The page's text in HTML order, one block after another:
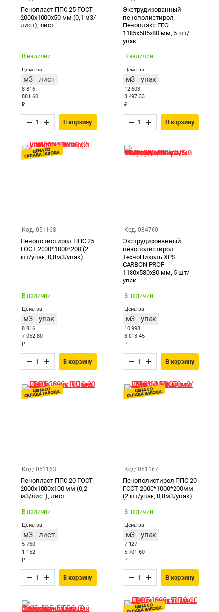
Пенопласт ППС 25 ГОСТ
2000х1000х50 мм (0,1 м3/
лист), лист
В наличии
Цена за
м3 лист
8 816
881.60
₽
В корзину
Экструдированный
пенополистирол
Пеноплэкс ГЕО
1185х585х80 мм, 5 шт/
упак
В наличии
Цена за
м3 упак
12 603
3 497.33
₽
В корзину
Код: 051168
Пенополистирол ППС 25
ГОСТ 2000*1000*200 (2
шт/упак, 0,8м3/упак)
В наличии
Цена за
м3 упак
8 816
7 052.80
₽
В корзину
Код: 084760
Экструдированный
пенополистирол
ТехноНиколь XPS
CARBON PROF
1180х580х80 мм, 5 шт/
упак
В наличии
Цена за
м3 упак
10 998
3 013.45
₽
В корзину
Код: 051163
Пенопласт ППС 20 ГОСТ
2000х1000х100 мм (0,2
м3/лист), лист
В наличии
Цена за
м3 лист
5 760
1 152
₽
В корзину
Код: 051167
Пенополистирол ППС 20
ГОСТ 2000*1000*200мм
(2 шт/упак, 0,8м3/упак)
В наличии
Цена за
м3 упак
7 127
5 701.60
₽
В корзину